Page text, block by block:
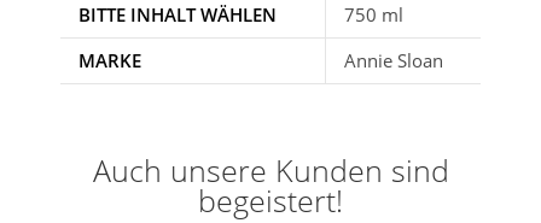
BITTE INHALT WÄHLEN
750 ml
MARKE
Annie Sloan
Auch unsere Kunden sind
begeistert!